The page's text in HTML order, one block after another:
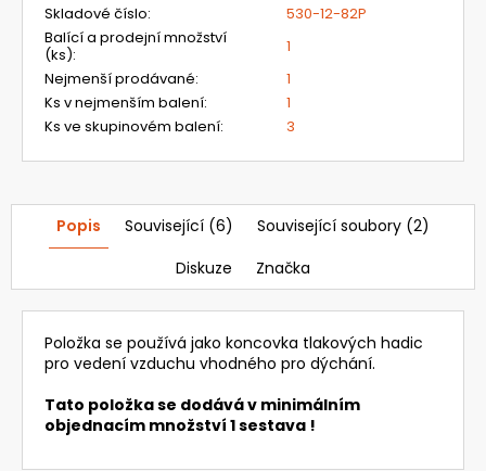
Skladové číslo:
530-12-82P
Balící a prodejní množství
(ks):
1
Nejmenší prodávané:
1
Ks v nejmenším balení:
1
Ks ve skupinovém balení: 3
Popis Související (6)
Související soubory (2)
Diskuze
Značka
Položka se používá jako koncovka tlakových hadic
pro vedení vzduchu vhodného pro dýchání.
Tato položka se dodává v minimálním
objednacím množství 1 sestava !